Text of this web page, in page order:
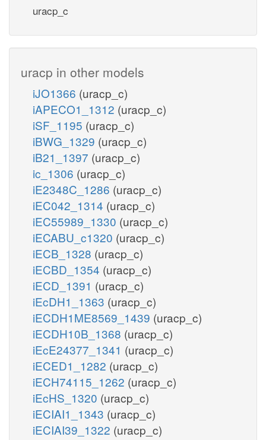
uracp_c
uracp in other models
iJO1366 (uracp_c)
iAPECO1_1312 (uracp_c)
iSF_1195 (uracp_c)
iBWG_1329 (uracp_c)
iB21_1397 (uracp_c)
ic_1306 (uracp_c)
iE2348C_1286 (uracp_c)
iEC042_1314 (uracp_c)
iEC55989_1330 (uracp_c)
iECABU_c1320 (uracp_c)
iECB_1328 (uracp_c)
iECBD_1354 (uracp_c)
iECD_1391 (uracp_c)
iEcDH1_1363 (uracp_c)
iECDH1ME8569_1439 (uracp_c)
iECDH10B_1368 (uracp_c)
iEcE24377_1341 (uracp_c)
iECED1_1282 (uracp_c)
iECH74115_1262 (uracp_c)
iEcHS_1320 (uracp_c)
iECIAI1_1343 (uracp_c)
iECIAI39_1322 (uracp_c)